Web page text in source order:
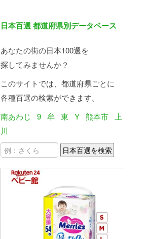
日本百選 都道府県別データベース
あなたの街の日本100選を
探してみませんか？
このサイトでは、都道府県ごとに
各種百選の検索ができます。
南あわじ
9 牟 東 Y 熊本市
上
川